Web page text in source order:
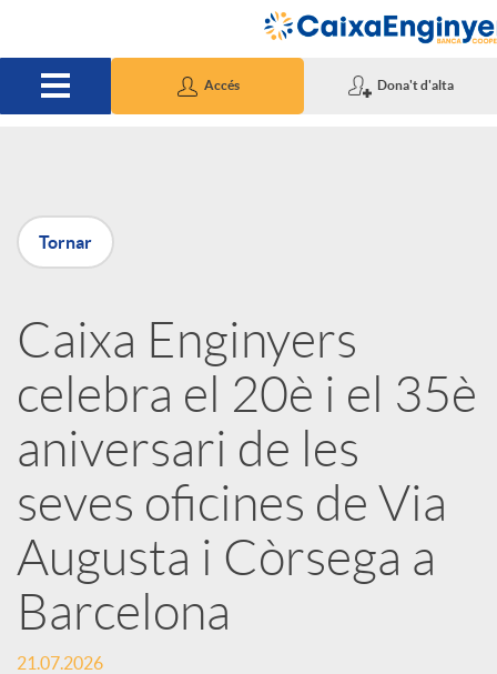
Accés Dona't d'alta
P
u
b
l
i
c
a
Tornar
Caixa Enginyers
celebra el 20è i el 35è
aniversari de les
seves oficines de Via
Augusta i Còrsega a
Barcelona
21.07.2026